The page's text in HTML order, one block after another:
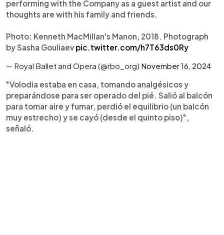
performing with the Company as a guest artist and our
thoughts are with his family and friends.
Photo: Kenneth MacMillan's Manon, 2018. Photograph
by Sasha Gouliaev pic.twitter.com/h7T63ds0Ry
— Royal Ballet and Opera (@rbo_org) November 16, 2024
"Volodia estaba en casa, tomando analgésicos y
preparándose para ser operado del pié. Salió al balcón
para tomar aire y fumar, perdió el equilibrio (un balcón
muy estrecho) y se cayó (desde el quinto piso)",
señaló.